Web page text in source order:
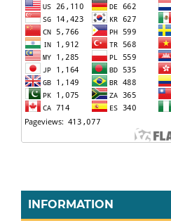
INFORMATION